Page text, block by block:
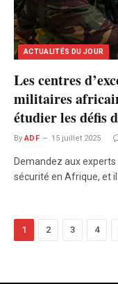
ACTUALITÉS DU JOUR
Les centres
militaires
étudier les défis
By ADF 15 juillet 2025
Demandez aux
sécurité en Afrique, et
1 2 3 4